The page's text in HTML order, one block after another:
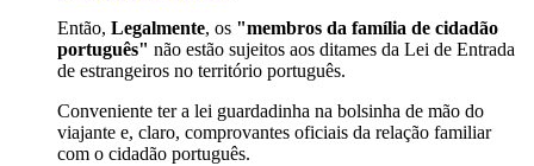
Então, Legalmente, os "membros da família de cidadão
português" não estão sujeitos aos ditames da Lei de Entrada
de estrangeiros no território português.
Conveniente ter a lei guardadinha na bolsinha de mão do
viajante e, claro, comprovantes oficiais da relação familiar
com o cidadão português.